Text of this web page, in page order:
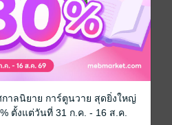
180 บาท (ประหยัด 44%)
กาลนิยาย การ์ตูนวาย สุดยิ่งใหญ่
ตั้งแต่วันที่ 31 ก.ค. - 16 ส.ค.